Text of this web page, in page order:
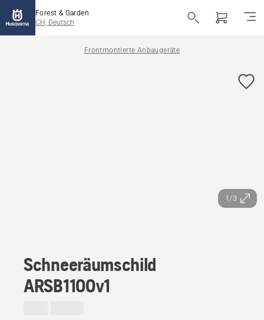
Forest & Garden
CH, Deutsch
Frontmontierte Anbaugeräte
1/3
Schneeräumschild
ARSB1100v1